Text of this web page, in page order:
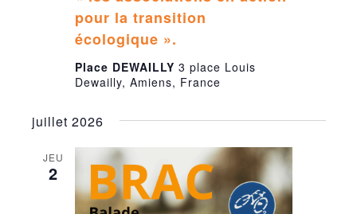
pour la transition
écologique ».
Place DEWAILLY 3 place Louis
Dewailly, Amiens, France
juillet 2026
JEU
2